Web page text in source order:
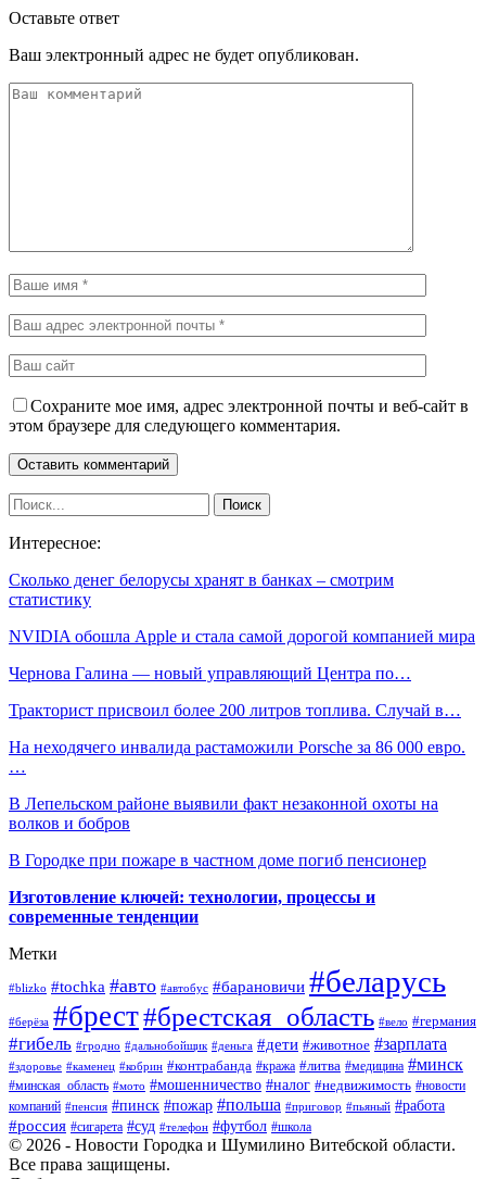
Оставьте ответ
Ваш электронный адрес не будет опубликован.
Сохраните мое имя, адрес электронной почты и веб-сайт в
этом браузере для следующего комментария.
Интересное:
Сколько денег белорусы хранят в банках – смотрим
статистику
NVIDIA обошла Apple и стала самой дорогой компанией мира
Чернова Галина — новый управляющий Центра по…
Тракторист присвоил более 200 литров топлива. Случай в…
На неходячего инвалида растаможили Porsche за 86 000 евро.
…
В Лепельском районе выявили факт незаконной охоты на
волков и бобров
В Городке при пожаре в частном доме погиб пенсионер
Изготовление ключей: технологии, процессы и
современные тенденции
Метки
#blizko #tochka #авто #автобус #барановичи #беларусь
#берёза #брест#брестская_область #вело #германия
#гибель #гродно #дальнобойщик #деньга #дети #животное #зарплата
#здоровье #каменец #кобрин #контрабанда #кража #литва #медицина #минск
#минская_область #мото #мошенничество #налог #недвижимость #новости
компаний #пенсия #пинск #пожар #польша #приговор #пьяный #работа
#россия #сигарета #суд #телефон #футбол #школа
© 2026 - Новости Городка и Шумилино Витебской области.
Все права защищены.